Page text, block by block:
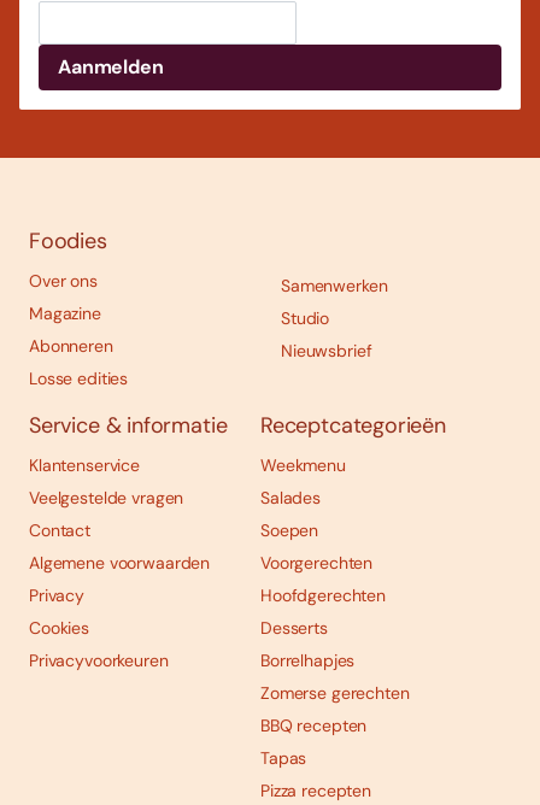
Foodies
Over ons
Magazine
Abonneren
Losse edities
Samenwerken
Studio
Nieuwsbrief
Service & informatie
Klantenservice
Veelgestelde vragen
Contact
Algemene voorwaarden
Privacy
Cookies
Privacyvoorkeuren
Receptcategorieën
Weekmenu
Salades
Soepen
Voorgerechten
Hoofdgerechten
Desserts
Borrelhapjes
Zomerse gerechten
BBQ recepten
Tapas
Pizza recepten